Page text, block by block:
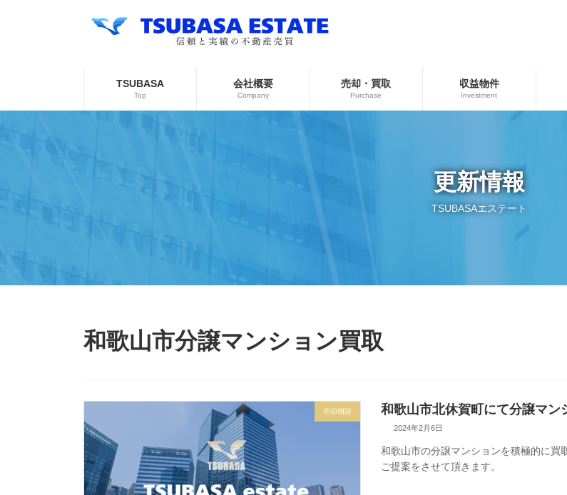
キ
に
TSUBASA
Top
会社概要
Company
売却・買取
Purchase
収益物件
Investment
更新情報
TSUBASAエステート
和歌山市分譲マンション買取
売却相談 和歌山市北休賀町にて分譲マン
2024年2月6日
和歌山市の分譲マンションを積極的に買
ご提案をさせて頂きます。